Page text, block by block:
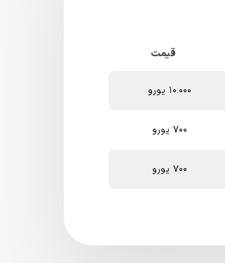
قیمت
10.000 یورو
700 یورو
700 یورو